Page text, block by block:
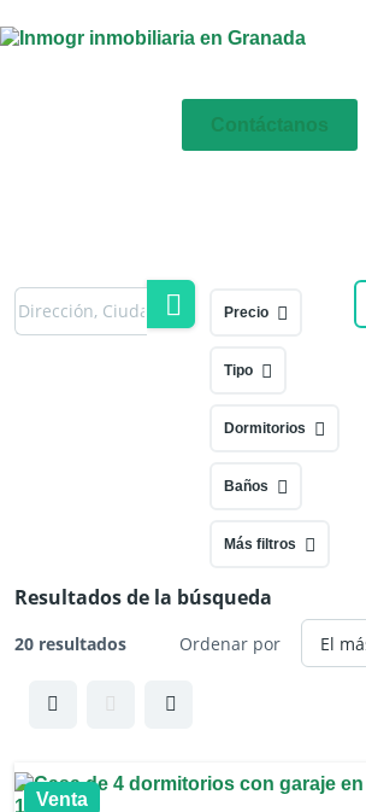
Contáctanos
Precio
Tipo
Dormitorios
Baños
Más filtros
Resultados de la búsqueda
20 resultados Ordenar por
Venta